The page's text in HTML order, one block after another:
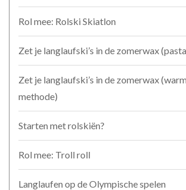
Rol mee: Rolski Skiatlon
Zet je langlaufski’s in de zomerwax
Zet je langlaufski’s in de zomerwax
methode)
Starten met rolskiën?
Rol mee: Troll roll
Langlaufen op de Olympische spelen